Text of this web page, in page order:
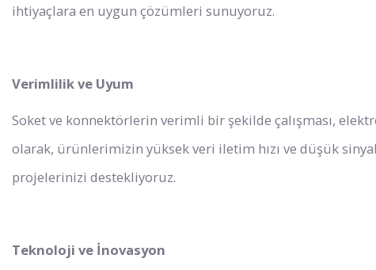
ihtiyaçlara en uygun çözümleri sunuyoruz.
Verimlilik ve Uyum
Soket ve konnektörlerin verimli bir şekilde çalışması,
olarak, ürünlerimizin yüksek veri iletim hızı ve düşük
projelerinizi destekliyoruz.
Teknoloji ve İnovasyon